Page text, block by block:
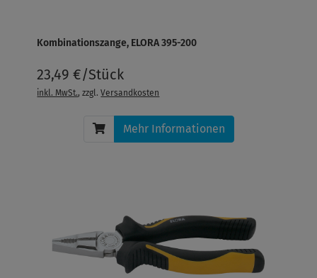
Kombinationszange, ELORA 395-200
23,49 €/Stück
inkl. MwSt., zzgl.Versandkosten
Mehr Informationen